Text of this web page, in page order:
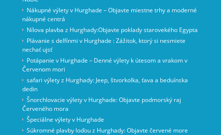
Nákupné výlety v Hurghade – Objavte miestne trhy a moderné
nákupné centrá
Nílova plavba z Hurghady:Objavte poklady starovekého Egypta
Plávanie s delfínmi v Hurghade : Zážitok, ktorý si nesmiete
nechať ujsť
Potápanie v Hurghade – Denné výlety k útesom a vrakom v
Červenom mori
safari výlety z Hurghady: Jeep, štvorkolka, ťava a beduínska
dedin
Šnorchlovacie výlety v Hurghade: Objavte podmorský raj
Červeného mora
Špeciálne výlety v Hurghade
Súkromné ​​plavby loďou z Hurghady: Objavte červené more